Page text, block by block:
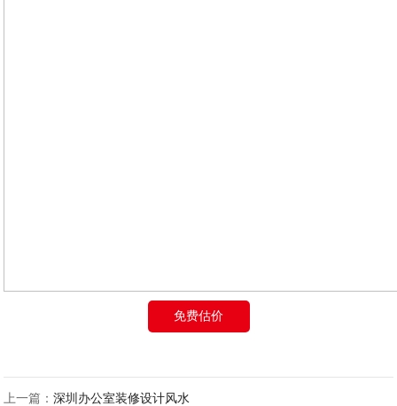
免费估价
上一篇：深圳办公室装修设计风水